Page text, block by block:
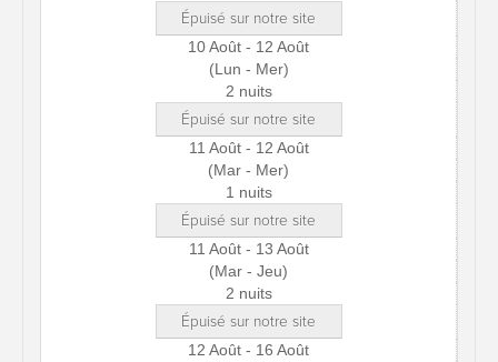
Épuisé sur notre site
10 Août - 12 Août
(Lun - Mer)
2 nuits
Épuisé sur notre site
11 Août - 12 Août
(Mar - Mer)
1 nuits
Épuisé sur notre site
11 Août - 13 Août
(Mar - Jeu)
2 nuits
Épuisé sur notre site
12 Août - 16 Août